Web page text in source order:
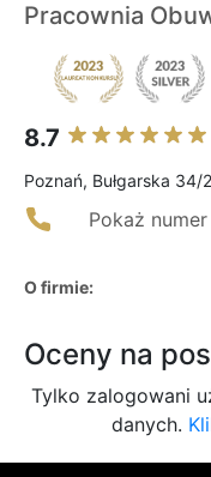
Pracownia
8.7
Poznań, Bułgarska 34/2
Pokaż
O firmie:
Oceny na
Tylko zalogowani
danych.